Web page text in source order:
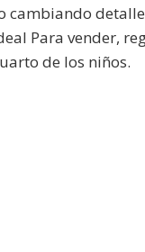
cambiando
Para vender,
de los niños.